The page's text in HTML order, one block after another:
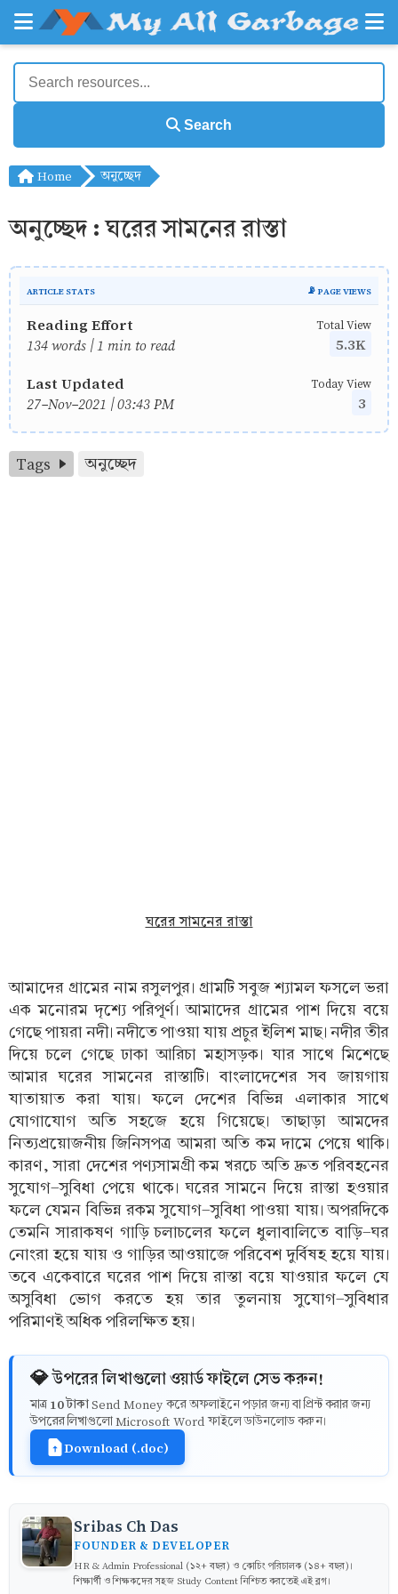
Search
Home অনুচ্ছেদ
অনুচ্ছেদ : ঘরের সামনের রাস্তা
ARTICLE STATS 📡 PAGE VIEWS
Reading Effort
134 words | 1 min to read
Total View
5.3K
Last Updated
27-Nov-2021 | 03:43 PM
Today View
3
Tags অনুচ্ছেদ
ঘরের সামনের রাস্তা
আমাদের গ্রামের নাম রসুলপুর। গ্রামটি সবুজ শ্যামল ফসলে ভরা
এক মনোরম দৃশ্যে পরিপূর্ণ। আমাদের গ্রামের পাশ দিয়ে বয়ে
গেছে পায়রা নদী। নদীতে পাওয়া যায় প্রচুর ইলিশ মাছ। নদীর তীর
দিয়ে চলে গেছে ঢাকা আরিচা মহাসড়ক। যার সাথে মিশেছে
আমার ঘরের সামনের রাস্তাটি। বাংলাদেশের সব জায়গায়
যাতায়াত করা যায়। ফলে দেশের বিভিন্ন এলাকার সাথে
যোগাযোগ অতি সহজে হয়ে গিয়েছে। তাছাড়া আমদের
নিত্যপ্রয়োজনীয় জিনিসপত্র আমরা অতি কম দামে পেয়ে থাকি।
কারণ, সারা দেশের পণ্যসামগ্রী কম খরচে অতি দ্রুত পরিবহনের
সুযোগ-সুবিধা পেয়ে থাকে। ঘরের সামনে দিয়ে রাস্তা হওয়ার
ফলে যেমন বিভিন্ন রকম সুযোগ-সুবিধা পাওয়া যায়। অপরদিকে
তেমনি সারাকষণ গাড়ি চলাচলের ফলে ধুলাবালিতে বাড়ি-ঘর
নোংরা হয়ে যায় ও গাড়ির আওয়াজে পরিবেশ দুর্বিষহ হয়ে যায়।
তবে একেবারে ঘরের পাশ দিয়ে রাস্তা বয়ে যাওয়ার ফলে যে
অসুবিধা ভোগ করতে হয় তার তুলনায় সুযোগ-সুবিধার
পরিমাণই অধিক পরিলক্ষিত হয়।
💎 উপরের লিখাগুলো ওয়ার্ড ফাইলে সেভ করুন!
মাত্র 10 টাকাSend Money করে অফলাইনে পড়ার জন্য বা প্রিন্ট করার জন্য
উপরের লিখাগুলো Microsoft Word ফাইলে ডাউনলোড করুন।
Download (.doc)
Sribas Ch Das
FOUNDER & DEVELOPER
HR & Admin Professional (১২+ বছর) ও কোচিং পরিচালক (১৪+ বছর)।
শিক্ষার্থী ও শিক্ষকদের সহজ Study Content নিশ্চিত করতেই এই ব্লগ।